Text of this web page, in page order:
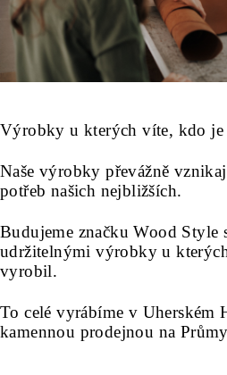
Výrobky u kterých víte, kdo
Naše výrobky převážně
potřeb našich nejbližších.
Budujeme značku Wood Style
udržitelnými výrobkyu
vyrobil.
To celé vyrábíme v Uherském
kamennou prodejnou na